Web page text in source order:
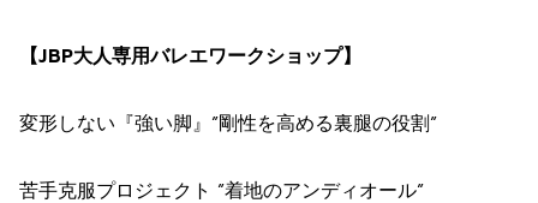
【JBP大人専用バレエワークショップ】
変形しない『強い脚』”剛性を高める裏腿の役割”
苦手克服プロジェクト ”着地のアンディオール”